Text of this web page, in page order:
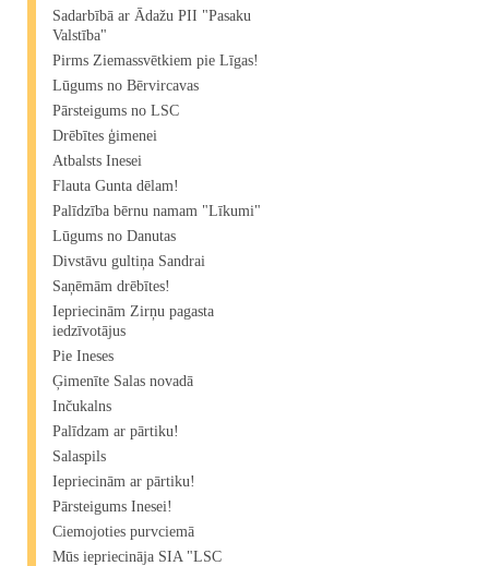
Sadarbībā ar Ādažu PII "Pasaku
Valstība"
Pirms Ziemassvētkiem pie Līgas!
Lūgums no Bērvircavas
Pārsteigums no LSC
Drēbītes ģimenei
Atbalsts Inesei
Flauta Gunta dēlam!
Palīdzība bērnu namam "Līkumi"
Lūgums no Danutas
Divstāvu gultiņa Sandrai
Saņēmām drēbītes!
Iepriecinām Zirņu pagasta
iedzīvotājus
Pie Ineses
Ģimenīte Salas novadā
Inčukalns
Palīdzam ar pārtiku!
Salaspils
Iepriecinām ar pārtiku!
Pārsteigums Inesei!
Ciemojoties purvciemā
Mūs iepriecināja SIA "LSC